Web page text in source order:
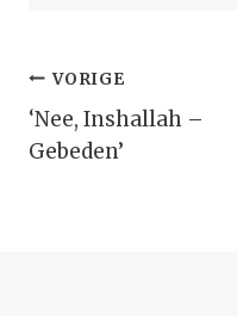
Bericht
Navigatie
VORIGE
‘Nee, Inshallah –
Gebeden’